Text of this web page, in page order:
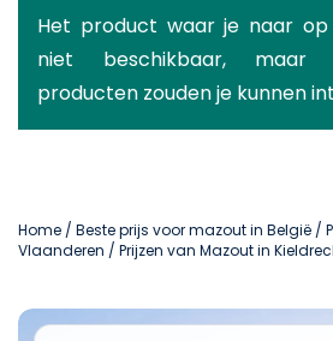
Statusbericht
Het product waar je naar
niet beschikbaar, maar
producten zouden je kunnen
Home / Beste prijs voor mazout in België /
Vlaanderen / Prijzen van Mazout in